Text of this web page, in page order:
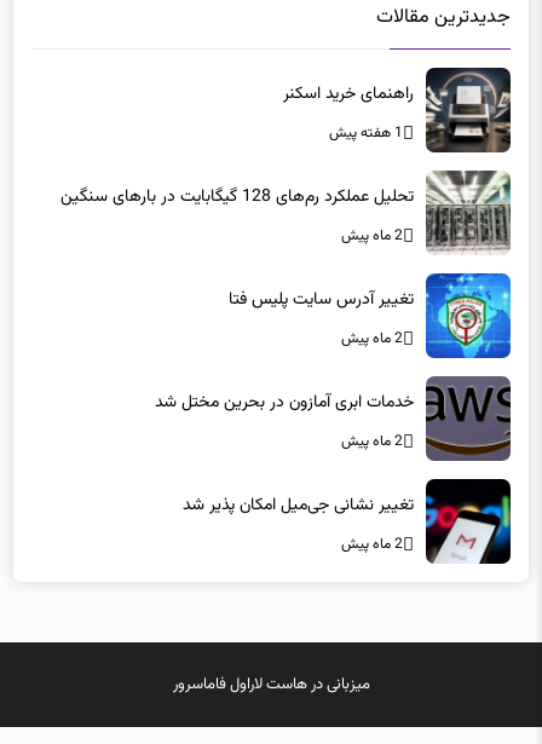
جدیدترین مقالات
راهنمای خرید اسکنر
1 هفته پیش
تحلیل عملکرد رم‌های 128 گیگابایت در بارهای سنگین
2 ماه پیش
تغییر آدرس سایت پلیس فتا
2 ماه پیش
خدمات ابری آمازون در بحرین مختل شد
2 ماه پیش
تغییر نشانی جی‌میل امکان پذیر شد
2 ماه پیش
میزبانی درهاست لاراولفاماسرور